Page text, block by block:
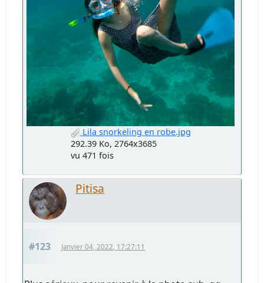
Lila snorkeling en robe.jpg
292.39 Ko, 2764x3685
vu 471 fois
Pitisa
#123 Janvier 04, 2022, 17:27:11